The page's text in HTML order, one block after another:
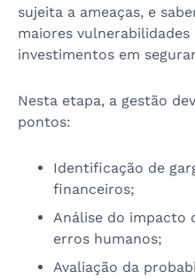
sujeita a ameaças, e
maiores
investimentos em
Nesta etapa, a gestão
pontos:
Identificação de
financeiros;
Análise do impacto
erros humanos;
Avaliação da